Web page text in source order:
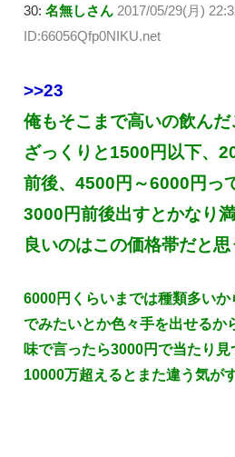
30: 名無しさん 2017/05/29(月)
ID:66056Qfp0NIKU.net
>>23
俺もそこまで高いの飲ん
ざっくりと1500円以下、
前後、4500円～6000円っ
3000円前後出すとかなり
良いのはこの価格帯だと思
6000円くらいまでは種類多い
でみたいとか色々手を出せるか
味で言ったら3000円で当たり
10000万超えるとまた違う気が